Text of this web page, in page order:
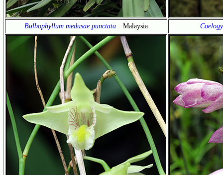
Bulbophyllum medusae punctata Malaysia